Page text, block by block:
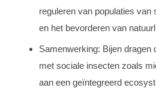
reguleren van populaties van
en het bevorderen van
Samenwerking: Bijen dragen
met sociale insecten zoals
aan een geïntegreerd